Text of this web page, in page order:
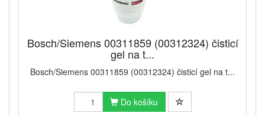
Bosch/Siemens 00311859 (00312324) čisticí
gel na t...
Bosch/Siemens 00311859 (00312324) čisticí gel na t...
Do košíku